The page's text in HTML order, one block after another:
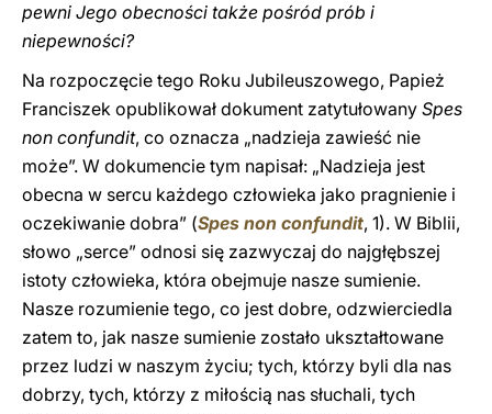
pewni Jego obecności także pośród prób i
niepewności?
Na rozpoczęcie tego Roku Jubileuszowego, Papież
Franciszek opublikował dokument zatytułowany Spes
non confundit, co oznacza „nadzieja zawieść nie
może”. W dokumencie tym napisał: „Nadzieja jest
obecna w sercu każdego człowieka jako pragnienie i
oczekiwanie dobra” (Spes non confundit, 1). W Biblii,
słowo „serce” odnosi się zazwyczaj do najgłębszej
istoty człowieka, która obejmuje nasze sumienie.
Nasze rozumienie tego, co jest dobre, odzwierciedla
zatem to, jak nasze sumienie zostało ukształtowane
przez ludzi w naszym życiu; tych, którzy byli dla nas
dobrzy, tych, którzy z miłością nas słuchali, tych